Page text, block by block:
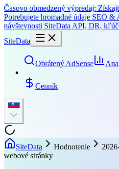
Časovo obmedzený výpredaj:
Potrebujete hromadné údaje SEO &
návštevnosti SiteData API, DR,
SiteData
Obrátený AdSense
Cenník
SiteData Hodnotenie
webové stránky